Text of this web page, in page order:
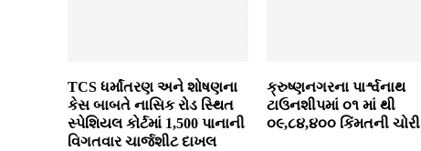
TCS ધર્માંતરણ અને શોષણના
કેસ બાબતે નાસિક રોડ સ્થિત
સ્પેશિયલ કોર્ટમાં 1,500 પાનાની
વિગતવાર ચાર્જશીટ દાખલ
ક્રુષ્ણનગરના પાર્શ્વનાથ
ટાઉનશીપમાં ૦૧ માં થી
૦૯,૮૪,૪૦૦ કિંમતની ચોરી